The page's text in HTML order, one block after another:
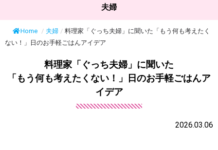
夫婦
Home / 夫婦 / 料理家「ぐっち夫婦」に聞いた「もう何も考えたく
ない！」日のお手軽ごはんアイデア
料理家「ぐっち夫婦」に聞いた
「もう何も考えたくない！」日のお手軽ごはんア
イデア
2026.03.06